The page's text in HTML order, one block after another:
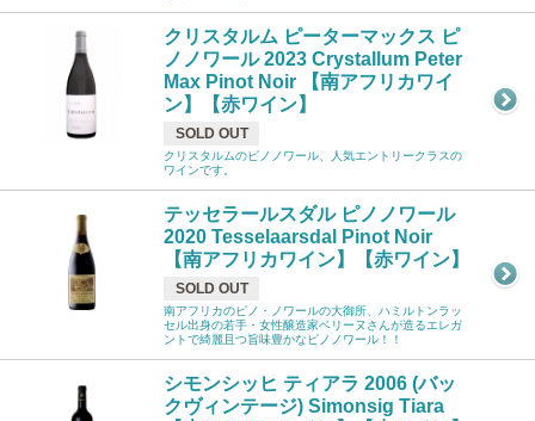
クリスタルム ピーターマックス ピ
ノノワール 2023 Crystallum Peter
Max Pinot Noir 【南アフリカワイ
ン】【赤ワイン】
SOLD OUT
クリスタルムのピノノワール、人気エントリークラスの
ワインです。
テッセラールスダル ピノノワール
2020 Tesselaarsdal Pinot Noir
【南アフリカワイン】【赤ワイン】
SOLD OUT
南アフリカのピノ・ノワールの大御所、ハミルトンラッ
セル出身の若手・女性醸造家ベリーヌさんが造るエレガ
ントで綺麗且つ旨味豊かなピノノワール！！
シモンシッヒ ティアラ 2006 (バッ
クヴィンテージ) Simonsig Tiara